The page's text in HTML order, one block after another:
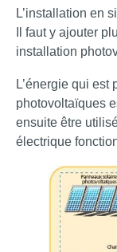
L’installation en
Il faut y ajouter
installation
L’énergie qui est
photovoltaïques
ensuite être
électrique